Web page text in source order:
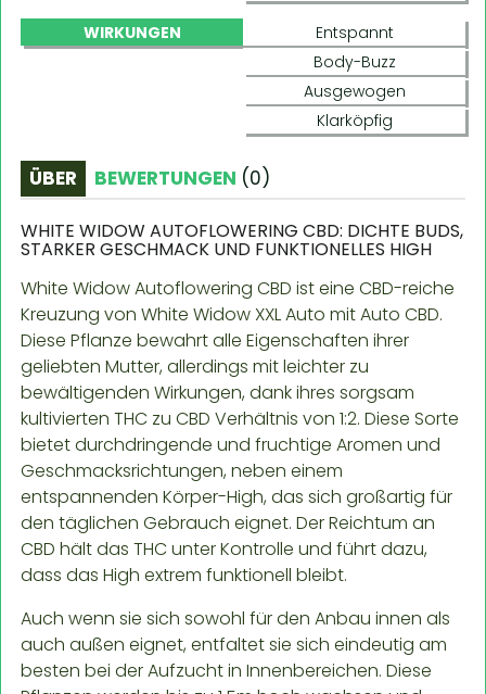
WIRKUNGEN
Entspannt
Body-Buzz
Ausgewogen
Klarköpfig
ÜBER BEWERTUNGEN (0)
WHITE WIDOW AUTOFLOWERING CBD: DICHTE BUDS,
STARKER GESCHMACK UND FUNKTIONELLES HIGH
White Widow Autoflowering CBD ist eine CBD-reiche
Kreuzung von White Widow XXL Auto mit Auto CBD.
Diese Pflanze bewahrt alle Eigenschaften ihrer
geliebten Mutter, allerdings mit leichter zu
bewältigenden Wirkungen, dank ihres sorgsam
kultivierten THC zu CBD Verhältnis von 1:2. Diese Sorte
bietet durchdringende und fruchtige Aromen und
Geschmacksrichtungen, neben einem
entspannenden Körper-High, das sich großartig für
den täglichen Gebrauch eignet. Der Reichtum an
CBD hält das THC unter Kontrolle und führt dazu,
dass das High extrem funktionell bleibt.
Auch wenn sie sich sowohl für den Anbau innen als
auch außen eignet, entfaltet sie sich eindeutig am
besten bei der Aufzucht in Innenbereichen. Diese